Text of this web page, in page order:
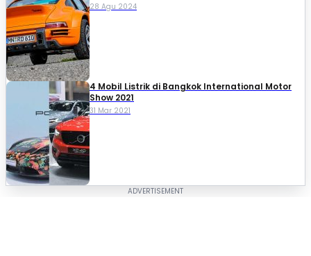
28 Agu 2024
4 Mobil Listrik di Bangkok International Motor
Show 2021
31 Mar 2021